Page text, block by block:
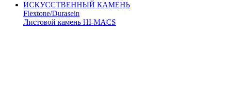
ИСКУССТВЕННЫЙ КАМЕНЬ
Flextone/Durasein
Листовой камень HI-MACS